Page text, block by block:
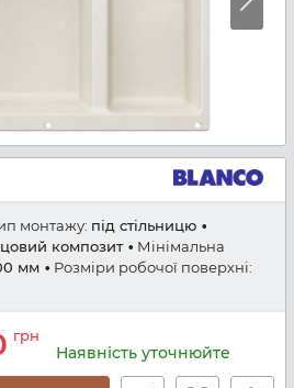
монтажу: під стільницю
композит
Мінімальна
мм
Розміри робочої поверхні:
грн
Наявність уточнюйте